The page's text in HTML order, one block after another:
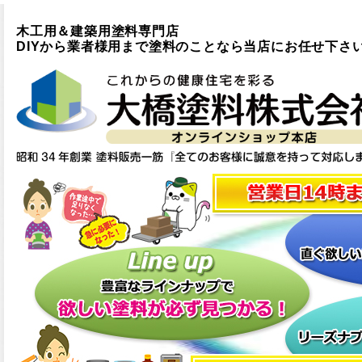
木工用＆建築用塗料専門店
DIYから業者様用まで塗料のことなら当店にお任せ下さ